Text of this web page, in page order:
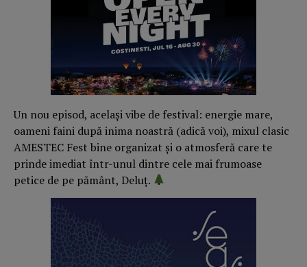
Un nou episod, același vibe de festival: energie mare,
oameni faini după inima noastră (adică voi), mixul clasic
AMESTEC Fest bine organizat și o atmosferă care te
prinde imediat într-unul dintre cele mai frumoase
petice de pe pământ, Deluț.